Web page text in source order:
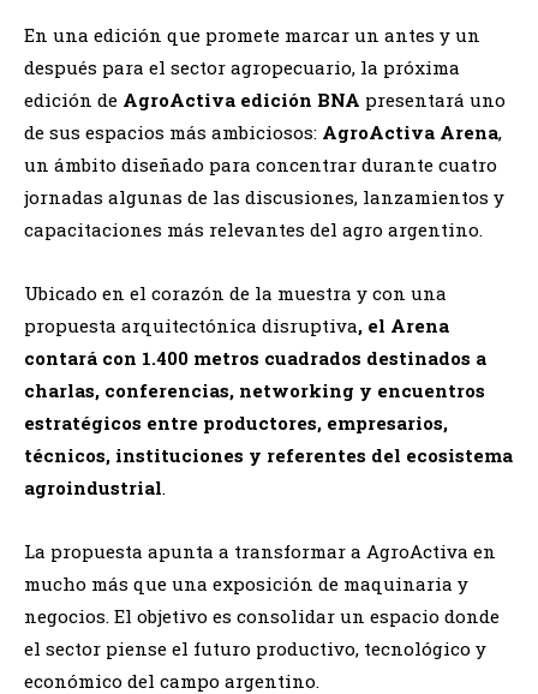
En una edición que promete marcar un antes y un
después para el sector agropecuario, la próxima
edición de AgroActiva edición BNA presentará uno
de sus espacios más ambiciosos: AgroActiva Arena,
un ámbito diseñado para concentrar durante cuatro
jornadas algunas de las discusiones, lanzamientos y
capacitaciones más relevantes del agro argentino.
Ubicado en el corazón de la muestra y con una
propuesta arquitectónica disruptiva, el Arena
contará con 1.400 metros cuadrados destinados a
charlas, conferencias, networking y encuentros
estratégicos entre productores, empresarios,
técnicos, instituciones y referentes del ecosistema
agroindustrial.
La propuesta apunta a transformar a AgroActiva en
mucho más que una exposición de maquinaria y
negocios. El objetivo es consolidar un espacio donde
el sector piense el futuro productivo, tecnológico y
económico del campo argentino.